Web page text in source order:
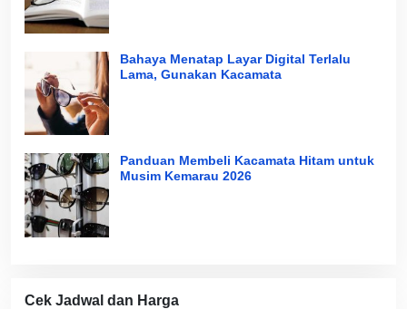
Bahaya Menatap Layar Digital Terlalu
Lama, Gunakan Kacamata
Panduan Membeli Kacamata Hitam untuk
Musim Kemarau 2026
Cek Jadwal dan Harga